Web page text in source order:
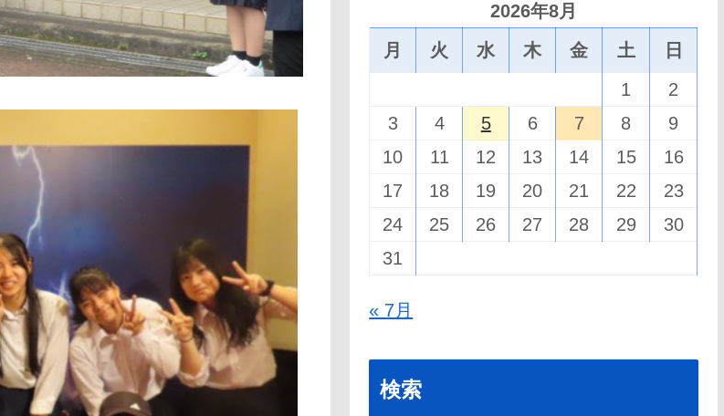
2026年8月
月
火 水 木 金 土
日
1
2
3
4 5 6 7 8
9
10
11 12 13 14 15
16
17
18 19 20 21 22
23
24
25 26 27 28 29
30
31
« 7月
検索